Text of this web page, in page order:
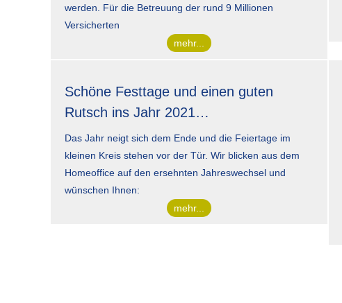
werden. Für die Betreuung der rund 9 Millionen
Versicherten
mehr...
Schöne Festtage und einen guten
Rutsch ins Jahr 2021…
Das Jahr neigt sich dem Ende und die Feiertage im
kleinen Kreis stehen vor der Tür. Wir blicken aus dem
Homeoffice auf den ersehnten Jahreswechsel und
wünschen Ihnen:
mehr...